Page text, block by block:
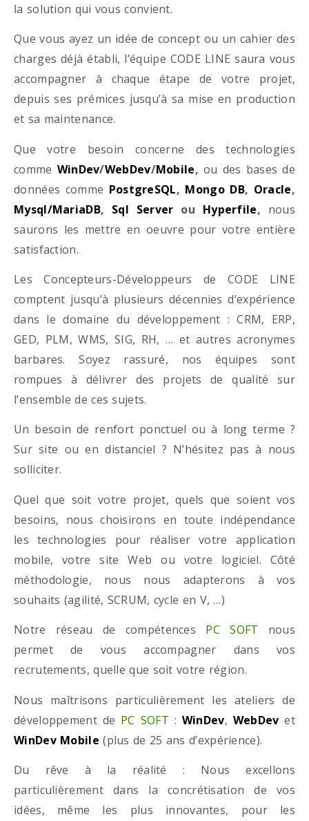
la solution qui vous convient.
Que vous ayez un idée de concept ou un cahier des
charges déjà établi, l’équipe CODE LINE saura vous
accompagner à chaque étape de votre projet,
depuis ses prémices jusqu’à sa mise en production
et sa maintenance.
Que votre besoin concerne des technologies
comme WinDev/WebDev/Mobile, ou des bases de
données comme PostgreSQL, Mongo DB, Oracle,
Mysql/MariaDB, Sql Server ou Hyperfile, nous
saurons les mettre en oeuvre pour votre entière
satisfaction.
Les Concepteurs-Développeurs de CODE LINE
comptent jusqu’à plusieurs décennies d’expérience
dans le domaine du développement : CRM, ERP,
GED, PLM, WMS, SIG, RH, … et autres acronymes
barbares. Soyez rassuré, nos équipes sont
rompues à délivrer des projets de qualité sur
l’ensemble de ces sujets.
Un besoin de renfort ponctuel ou à long terme ?
Sur site ou en distanciel ? N’hésitez pas à nous
solliciter.
Quel que soit votre projet, quels que soient vos
besoins, nous choisirons en toute indépendance
les technologies pour réaliser votre application
mobile, votre site Web ou votre logiciel. Côté
méthodologie, nous nous adapterons à vos
souhaits (agilité, SCRUM, cycle en V, …)
Notre réseau de compétences PC SOFT nous
permet de vous accompagner dans vos
recrutements, quelle que soit votre région.
Nous maîtrisons particulièrement les ateliers de
développement de PC SOFT : WinDev, WebDev et
WinDev Mobile (plus de 25 ans d’expérience).
Du rêve à la réalité : Nous excellons
particulièrement dans la concrétisation de vos
idées, même les plus innovantes, pour les